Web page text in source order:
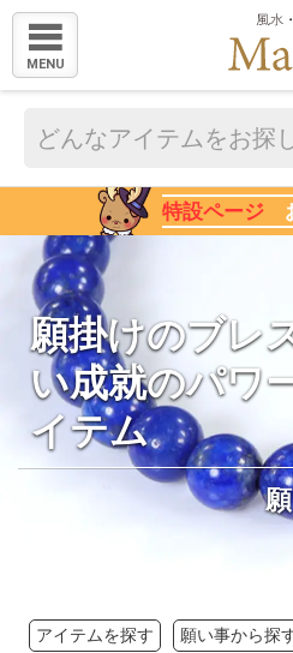
MENU
特設ページ
願掛けのブレ
い成就のパワ
イテム
アイテムを探す 願い事から探